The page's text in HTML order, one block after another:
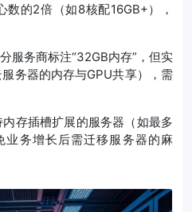
数的2倍（如8核配16GB+），
分服务商标注“32GB内存”，但实
务器的内存与GPU共享），需
内存插槽扩展的服务器（如最多
业务增长后需迁移服务器的麻